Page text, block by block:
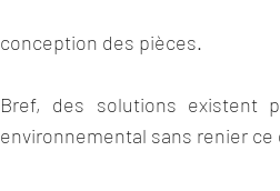
conception des pièces.
Bref, des solutions existent
environnemental sans renier